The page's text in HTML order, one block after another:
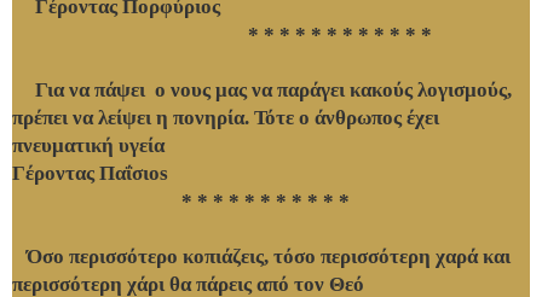
Γέροντας Πορφύριος
* * * * * * * * * * * *
Για να πάψει ο νους μας να παράγει κακούς λογισμούς,
πρέπει να λείψει η πονηρία. Τότε ο άνθρωπος έχει
πνευματική υγεία
Γέροντας Παΐσιοs
* * * * * * * * * * *
Όσο περισσότερο κοπιάζεις, τόσο περισσότερη χαρά και
περισσότερη χάρι θα πάρεις από τον Θεό